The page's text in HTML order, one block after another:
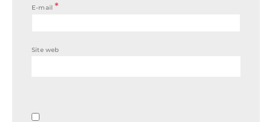
E-mail*
Site web